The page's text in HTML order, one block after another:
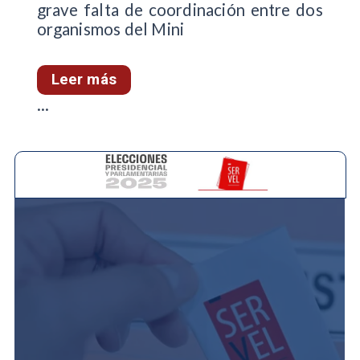
grave falta de coordinación entre dos
organismos del Mini
Leer más
...